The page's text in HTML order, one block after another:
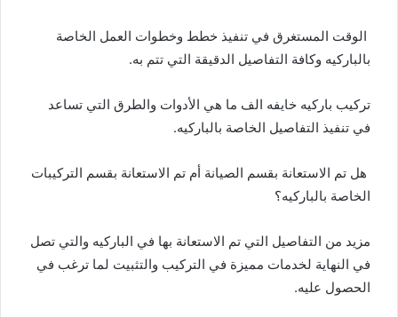
الوقت المستغرق في تنفيذ خطط وخطوات العمل الخاصة
بالباركيه وكافة التفاصيل الدقيقة التي تتم به.
تركيب باركيه خايفه الف ما هي الأدوات والطرق التي تساعد
في تنفيذ التفاصيل الخاصة بالباركيه.
هل تم الاستعانة بقسم الصيانة أم تم الاستعانة بقسم التركيبات
الخاصة بالباركيه؟
مزيد من التفاصيل التي تم الاستعانة بها في الباركيه والتي تصل
في النهاية لخدمات مميزة في التركيب والتثبيت لما ترغب في
الحصول عليه.